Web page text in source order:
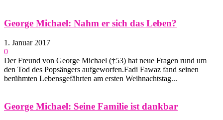
George Michael: Nahm er sich das Leben?
1. Januar 2017
0
Der Freund von George Michael (†53) hat neue Fragen rund um
den Tod des Popsängers aufgeworfen.Fadi Fawaz fand seinen
berühmten Lebensgefährten am ersten Weihnachtstag...
George Michael: Seine Familie ist dankbar